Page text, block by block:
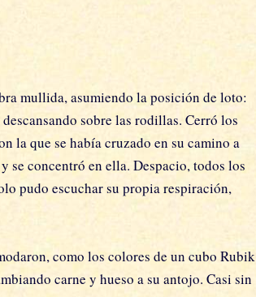
mullida, asumiendo la posición de loto:
sobre las rodillas. Cerró los
la que se había cruzado en su camino a
se concentró en ella. Despacio, todos los
pudo escuchar su propia respiración,
como los colores de un cubo Rubik
carne y hueso a su antojo. Casi sin